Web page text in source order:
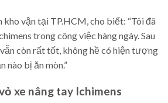
kho vận tại TP.HCM, cho biết: “Tôi đã
trong công việc hàng ngày. Sau
còn rất tốt, không hề có hiện tượng
nào bị ăn mòn.”
xe nâng tay Ichimens